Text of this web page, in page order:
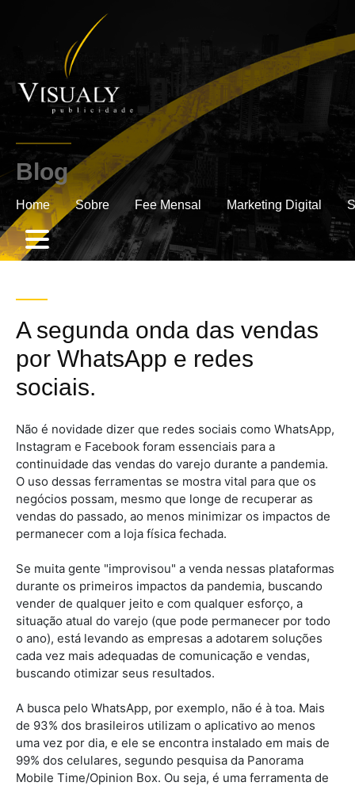
Home Sobre Fee Mensal Marketing Digital
Blog.
A segunda onda das vendas
por WhatsApp e redes
sociais.
Não é novidade dizer que redes sociais como WhatsApp,
Instagram e Facebook foram essenciais para a
continuidade das vendas do varejo durante a pandemia.
O uso dessas ferramentas se mostra vital para que os
negócios possam, mesmo que longe de recuperar as
vendas do passado, ao menos minimizar os impactos de
permanecer com a loja física fechada.
Se muita gente "improvisou" a venda nessas plataformas
durante os primeiros impactos da pandemia, buscando
vender de qualquer jeito e com qualquer esforço, a
situação atual do varejo (que pode permanecer por todo
o ano), está levando as empresas a adotarem soluções
cada vez mais adequadas de comunicação e vendas,
buscando otimizar seus resultados.
A busca pelo WhatsApp, por exemplo, não é à toa. Mais
de 93% dos brasileiros utilizam o aplicativo ao menos
uma vez por dia, e ele se encontra instalado em mais de
99% dos celulares, segundo pesquisa da Panorama
Mobile Time/Opinion Box. Ou seja, é uma ferramenta de